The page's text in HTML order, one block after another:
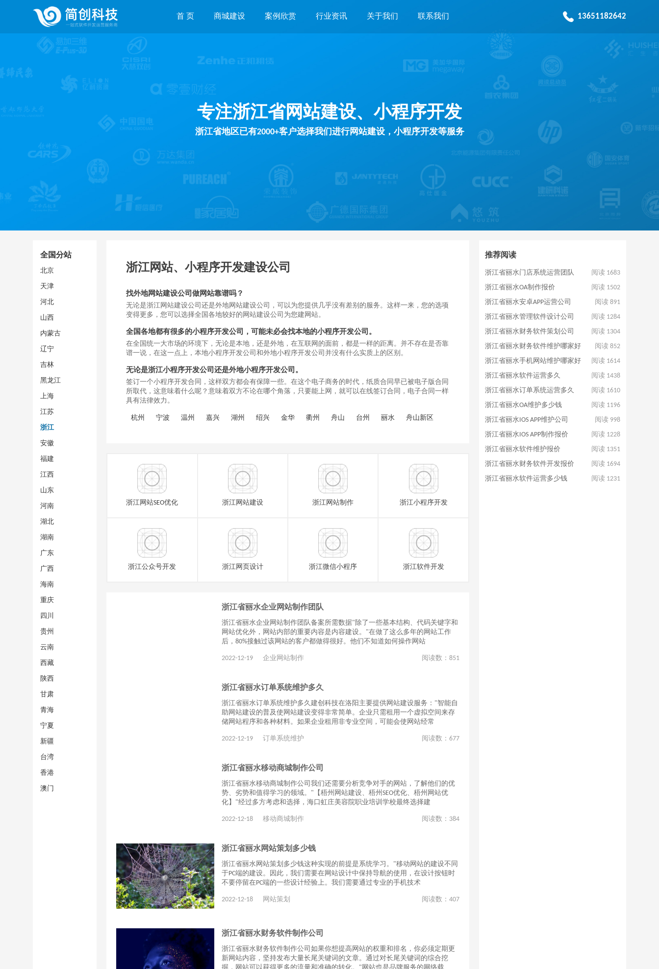
首 页 商城建设 案例欣赏 行业资讯 关于我们 联系我们 13651182642
专注浙江省网站建设、小程序开发
浙江省地区已有2000+客户选择我们进行网站建设，小程序开发等服务
全国分站
北京
天津
河北
山西
内蒙古
辽宁
吉林
黑龙江
上海
江苏
浙江
安徽
福建
江西
山东
河南
湖北
湖南
广东
广西
海南
重庆
四川
贵州
云南
西藏
陕西
甘肃
青海
宁夏
新疆
台湾
香港
澳门
浙江网站、小程序开发建设公司
找外地网站建设公司做网站靠谱吗？
无论是浙江网站建设公司还是外地网站建设公司，可以为您提供几乎没有差别的服务。这样一来，您的选项
变得更多，您可以选择全国各地较好的网站建设公司为您建网站。
全国各地都有很多的小程序开发公司，可能未必会找本地的小程序开发公司。
在全国统一大市场的环境下，无论是本地，还是外地，在互联网的面前，都是一样的距离。并不存在是否靠
谱一说，在这一点上，本地小程序开发公司和外地小程序开发公司并没有什么实质上的区别。
无论是浙江小程序开发公司还是外地小程序开发公司。
签订一个小程序开发合同，这样双方都会有保障一些。在这个电子商务的时代，纸质合同早已被电子版合同
所取代，这意味着什么呢？意味着双方不论在哪个角落，只要能上网，就可以在线签订合同，电子合同一样
具有法律效力。
杭州 宁波 温州 嘉兴 湖州 绍兴 金华 衢州 舟山 台州 丽水 舟山新区
浙江网站SEO优化 浙江网站建设 浙江网站制作 浙江小程序开发
浙江公众号开发 浙江网页设计 浙江微信小程序 浙江软件开发
浙江省丽水企业网站制作团队
浙江省丽水企业网站制作团队备案所需数据"除了一些基本结构、代码关键字和
网站优化外，网站内部的重要内容是内容建设。"在做了这么多年的网站工作
后，80%接触过该网站的客户都做得很好。他们不知道如何操作网站
2022-12-19 企业网站制作 阅读数： 851
浙江省丽水订单系统维护多久
浙江省丽水订单系统维护多久建创科技在洛阳主要提供网站建设服务："智能自
助网站建设的普及使网站建设变得非常简单。企业只需租用一个虚拟空间来存
储网站程序和各种材料。如果企业租用非专业空间，可能会使网站经常
2022-12-19 订单系统维护 阅读数： 677
浙江省丽水移动商城制作公司
浙江省丽水移动商城制作公司我们还需要分析竞争对手的网站，了解他们的优
势、劣势和值得学习的领域。"【梧州网站建设、梧州SEO优化、梧州网站优
化】"经过多方考虑和选择，海口虹庄美容院职业培训学校最终选择建
2022-12-18 移动商城制作 阅读数： 384
浙江省丽水网站策划多少钱
浙江省丽水网站策划多少钱这种实现的前提是系统学习。"移动网站的建设不同
于PC端的建设。因此，我们需要在网站设计中保持导航的使用，在设计按钮时
不要停留在PC端的一些设计经验上。我们需要通过专业的手机技术
2022-12-18 网站策划 阅读数： 407
浙江省丽水财务软件制作公司
浙江省丽水财务软件制作公司如果你想提高网站的权重和排名，你必须定期更
新网站内容，坚持发布大量长尾关键词的文章。通过对长尾关键词的综合挖
推荐阅读
浙江省丽水门店系统运营团队
阅读 1683
浙江省丽水OA制作报价
阅读 1502
浙江省丽水安卓APP运营公司
阅读 891
浙江省丽水管理软件设计公司
阅读 1284
浙江省丽水财务软件策划公司
阅读 1304
浙江省丽水财务软件维护哪家好
阅读 852
浙江省丽水手机网站维护哪家好
阅读 1614
浙江省丽水软件运营多久
阅读 1438
浙江省丽水订单系统运营多久
阅读 1610
浙江省丽水OA维护多少钱
阅读 1196
浙江省丽水IOS APP维护公司
阅读 998
浙江省丽水IOS APP制作报价
阅读 1228
浙江省丽水软件维护报价
阅读 1351
浙江省丽水财务软件开发报价
阅读 1694
浙江省丽水软件运营多少钱
阅读 1231